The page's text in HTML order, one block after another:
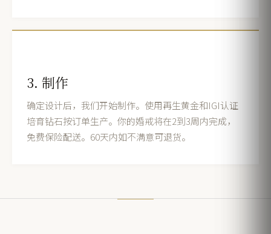
3. 制作
确定设计后，我们开始制作。使用再生黄金和IGI认证
培育钻石按订单生产。你的婚戒将在2到3周内完成，
免费保险配送。60天内如不满意可退货。